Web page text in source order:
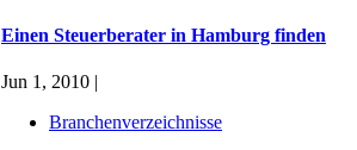
Einen Steuerberater in Hamburg finden
Jun 1, 2010 |
Branchenverzeichnisse